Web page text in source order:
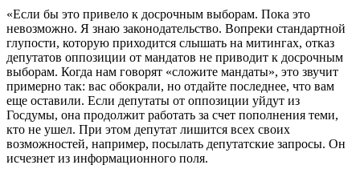
«Если бы это привело к досрочным выборам. Пока это
невозможно. Я знаю законодательство. Вопреки стандартной
глупости, которую приходится слышать на митингах, отказ
депутатов оппозиции от мандатов не приводит к досрочным
выборам. Когда нам говорят «сложите мандаты», это звучит
примерно так: вас обокрали, но отдайте последнее, что вам
еще оставили. Если депутаты от оппозиции уйдут из
Госдумы, она продолжит работать за счет пополнения теми,
кто не ушел. При этом депутат лишится всех своих
возможностей, например, посылать депутатские запросы. Он
исчезнет из информационного поля.